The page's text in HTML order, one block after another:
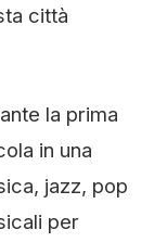
città
la prima
in una
jazz, pop
per